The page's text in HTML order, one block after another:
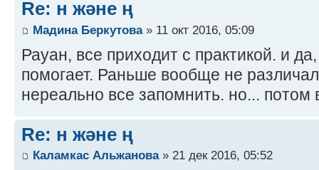
Re: н және ң
Мадина Беркутова» 11 окт 2016, 05:09
Рауан, все приходит с практикой. и
помогает. Раньше вообще не
нереально все запомнить. но...
Re: н және ң
Каламкас Альжанова» 21 дек 2016, 05:52